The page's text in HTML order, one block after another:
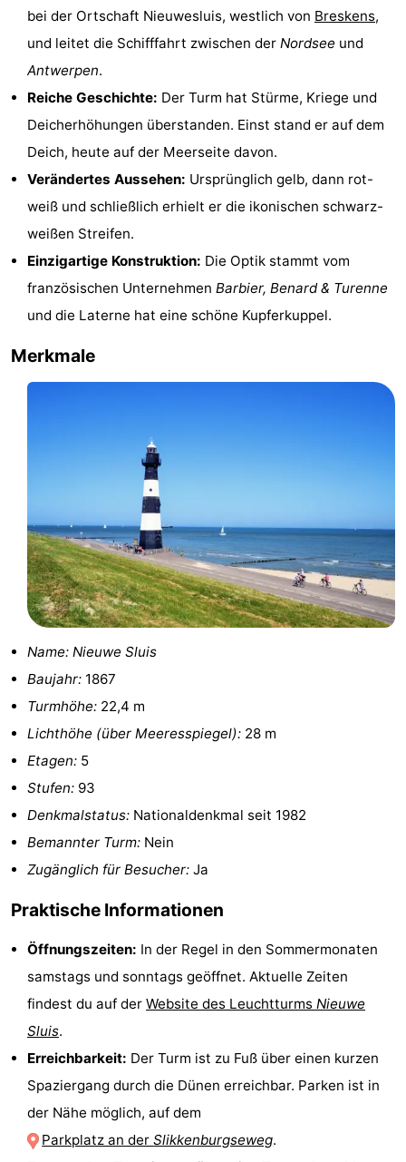
Spielplätze
Indoor-
Spielplätze
Bowling
-
Minigolfplätze
Wellness-
Zentren
Dörfer
Städte
Natur
Sport
Surfen
Sportangeln
Haifischzähne
Seehunden
Essen
und
trinken
Veranstaltungen
Praktisch
Forum
Route
-
Parken
Reisebuchshop
Medizin
Zeeland
Veere
bei der Ortschaft Nieuwesluis, westlich von Breskens,
und leitet die Schifffahrt zwischen der Nordsee und
Antwerpen.
Reiche Geschichte: Der Turm hat Stürme, Kriege und
Deicherhöhungen überstanden. Einst stand er auf dem
Deich, heute auf der Meerseite davon.
Verändertes Aussehen: Ursprünglich gelb, dann rot-
weiß und schließlich erhielt er die ikonischen schwarz-
weißen Streifen.
Einzigartige Konstruktion: Die Optik stammt vom
französischen Unternehmen Barbier, Benard & Turenne
und die Laterne hat eine schöne Kupferkuppel.
Merkmale
Name: Nieuwe Sluis
Baujahr: 1867
Turmhöhe: 22,4 m
Lichthöhe (über Meeresspiegel): 28 m
Etagen: 5
Stufen: 93
Denkmalstatus: Nationaldenkmal seit 1982
Bemannter Turm: Nein
Zugänglich für Besucher: Ja
Praktische Informationen
Öffnungszeiten: In der Regel in den Sommermonaten
samstags und sonntags geöffnet. Aktuelle Zeiten
findest du auf der Website des Leuchtturms Nieuwe
Sluis.
Erreichbarkeit: Der Turm ist zu Fuß über einen kurzen
Spaziergang durch die Dünen erreichbar. Parken ist in
der Nähe möglich, auf dem
Parkplatz an derSlikkenburgseweg.